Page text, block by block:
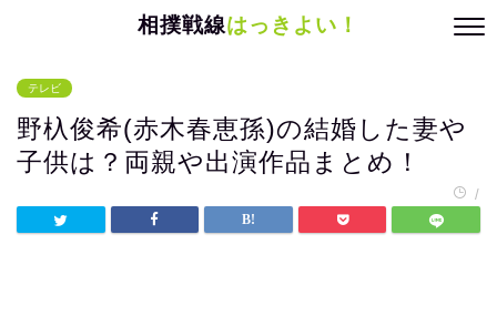
相撲戦線はっきよい！
テレビ
野杁俊希(赤木春恵孫)の結婚した妻や
子供は？両親や出演作品まとめ！
/